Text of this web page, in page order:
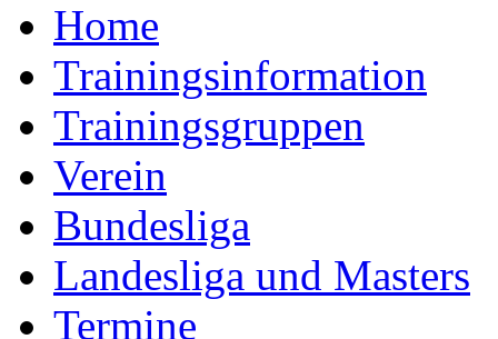
Home
Trainingsinformation
Trainingsgruppen
Verein
Bundesliga
Landesliga und Masters
Termine